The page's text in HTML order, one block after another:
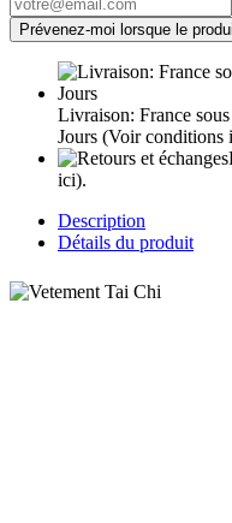
Prévenez-moi lorsque le
Livraison: France
Jours (Voir conditions
ici).
Description
Détails du produit